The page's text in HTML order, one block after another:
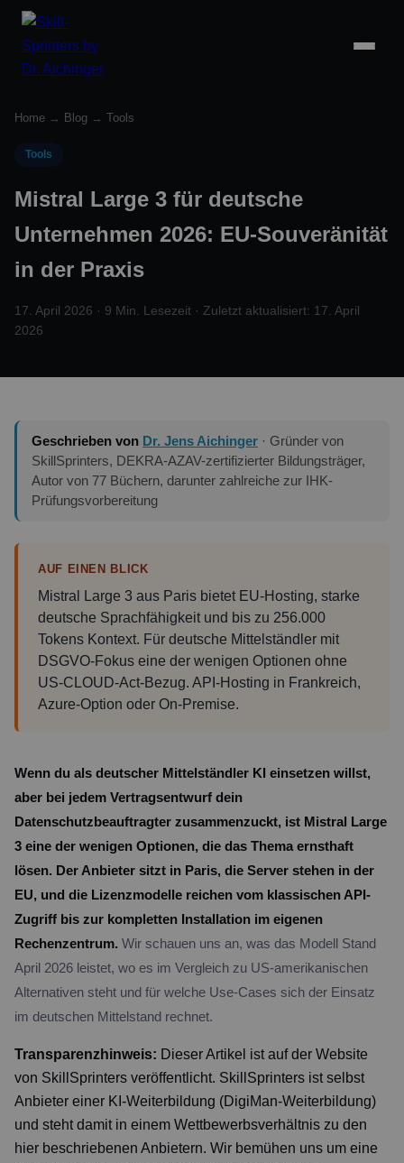
Home → Blog → Tools
Tools
Mistral Large 3 für deutsche
Unternehmen 2026: EU-Souveränität
in der Praxis
17. April 2026 · 9 Min. Lesezeit · Zuletzt aktualisiert: 17. April
2026
Geschrieben von Dr. Jens Aichinger · Gründer von
SkillSprinters, DEKRA-AZAV-zertifizierter Bildungsträger,
Autor von 77 Büchern, darunter zahlreiche zur IHK-
Prüfungsvorbereitung
AUF EINEN BLICK
Mistral Large 3 aus Paris bietet EU-Hosting, starke
deutsche Sprachfähigkeit und bis zu 256.000
Tokens Kontext. Für deutsche Mittelständler mit
DSGVO-Fokus eine der wenigen Optionen ohne
US-CLOUD-Act-Bezug. API-Hosting in Frankreich,
Azure-Option oder On-Premise.
Wenn du als deutscher Mittelständler KI einsetzen willst,
aber bei jedem Vertragsentwurf dein
Datenschutzbeauftragter zusammenzuckt, ist Mistral Large
3 eine der wenigen Optionen, die das Thema ernsthaft
lösen. Der Anbieter sitzt in Paris, die Server stehen in der
EU, und die Lizenzmodelle reichen vom klassischen API-
Zugriff bis zur kompletten Installation im eigenen
Rechenzentrum. Wir schauen uns an, was das Modell Stand
April 2026 leistet, wo es im Vergleich zu US-amerikanischen
Alternativen steht und für welche Use-Cases sich der Einsatz
im deutschen Mittelstand rechnet.
Transparenzhinweis: Dieser Artikel ist auf der Website
von SkillSprinters veröffentlicht. SkillSprinters ist selbst
Anbieter einer KI-Weiterbildung (DigiMan-Weiterbildung)
und steht damit in einem Wettbewerbsverhältnis zu den
hier beschriebenen Anbietern. Wir bemühen uns um eine